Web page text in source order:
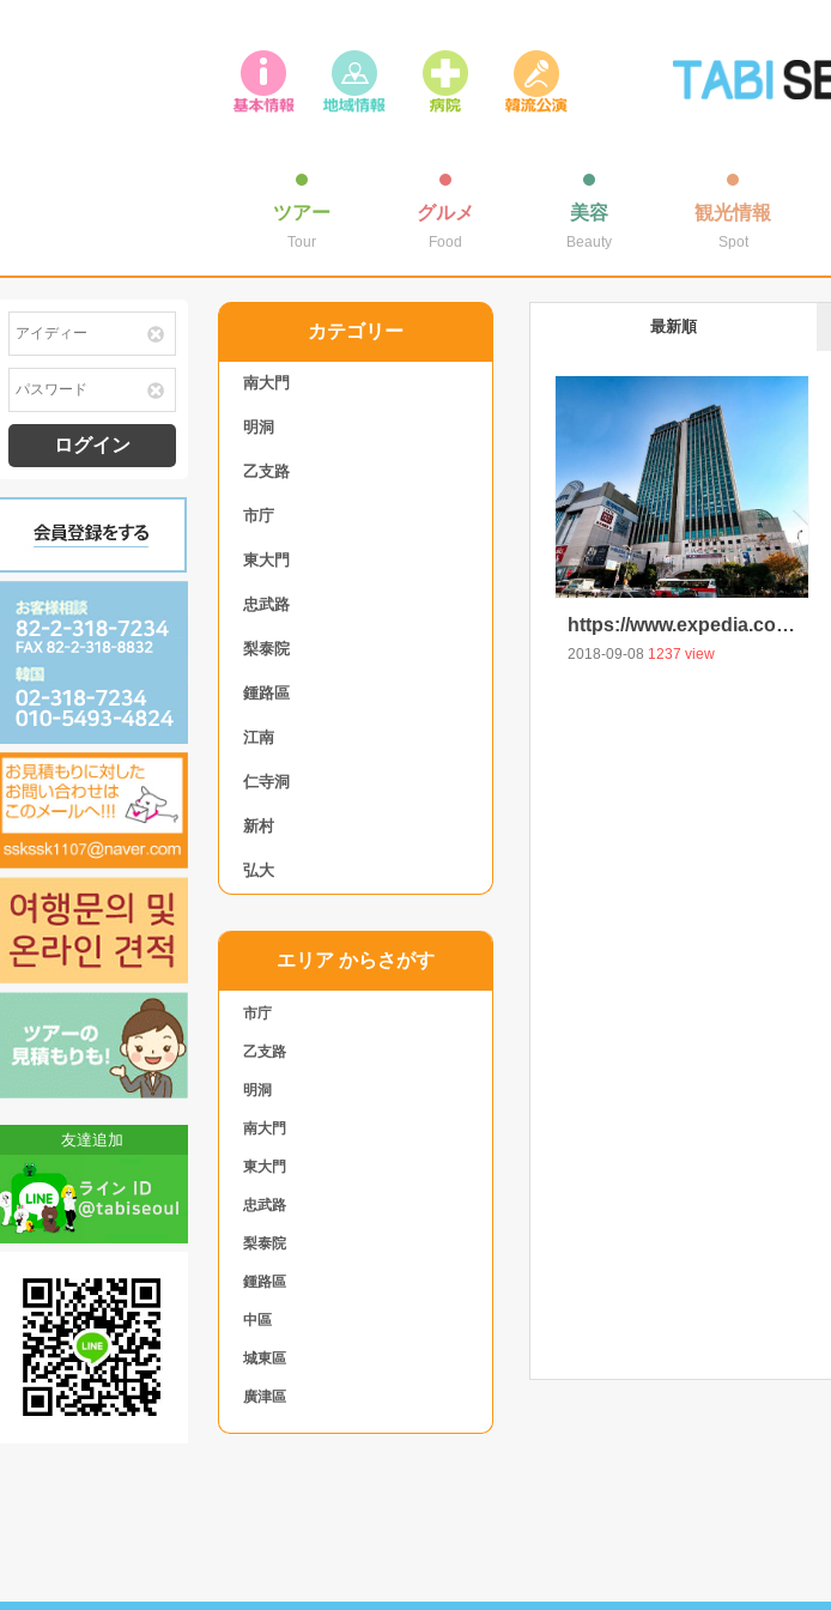
ツアー
Tour
グルメ
Food
美容
Beauty
観光情報
Spot
カテゴリー
南大門
明洞
乙支路
市庁
東大門
忠武路
梨泰院
鍾路區
江南
仁寺洞
新村
弘大
エリア からさがす
市庁
乙支路
明洞
南大門
東大門
忠武路
梨泰院
鍾路區
中區
城東區
廣津區
東大門区
最新順
https://www.expedia.co.jp/
2018-09-08 1237 view
ログイン
友達追加